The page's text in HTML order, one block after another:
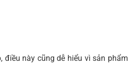
này cũng dễ hiểu vì sản phẩm